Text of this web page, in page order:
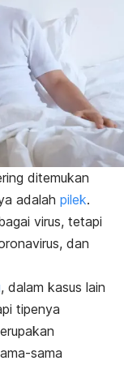
ditemukan
adalah pilek.
virus, tetapi
dan
, dalam kasus lain
tipenya
sama